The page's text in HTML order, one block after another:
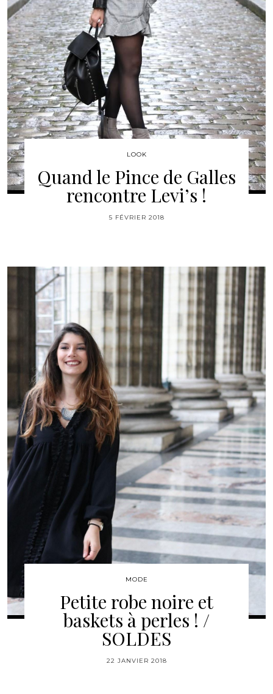
LOOK
Quand le Pince de Galles
rencontre Levi’s !
5 FÉVRIER 2018
MODE
Petite robe noire et
baskets à perles ! /
SOLDES
22 JANVIER 2018